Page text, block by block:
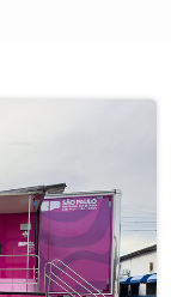
uma
de
em 2016,
de 2025,
parceria
também